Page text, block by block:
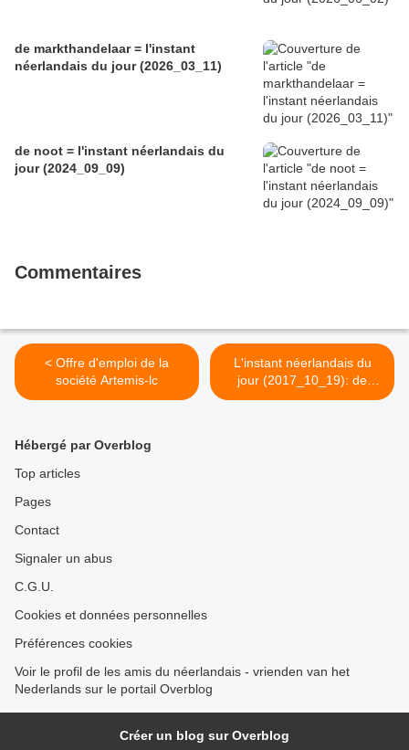
de markthandelaar = l'instant
néerlandais du jour (2026_03_11)
de noot = l'instant néerlandais du
jour (2024_09_09)
Commentaires
< Offre d'emploi de la
société Artemis-lc
L'instant néerlandais du
jour (2017_10_19): de
broodbakker >
Hébergé par Overblog
Top articles
Pages
Contact
Signaler un abus
C.G.U.
Cookies et données personnelles
Préférences cookies
Voir le profil de les amis du néerlandais - vrienden van het
Nederlands sur le portail Overblog
Créer un blog sur Overblog